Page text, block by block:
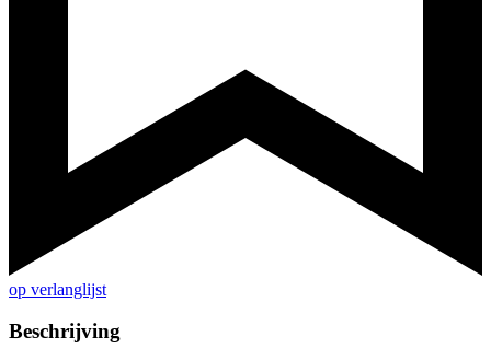
op verlanglijst
Beschrijving